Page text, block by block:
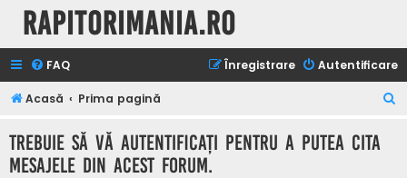
Rapitorimania.ro
FAQ Autentificare
Înregistrare
Acasă Prima pagină
Trebuie să vă autentificaţi pentru a putea cita
mesajele din acest forum.